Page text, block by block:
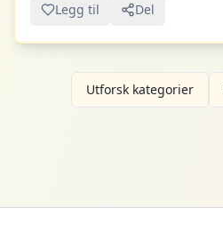
Legg til Del
Utforsk kategorier